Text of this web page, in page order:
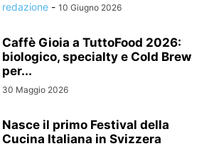
redazione - 10 Giugno 2026
Caffè Gioia a TuttoFood 2026:
biologico, specialty e Cold Brew
per...
30 Maggio 2026
Nasce il primo Festival della
Cucina Italiana in Svizzera